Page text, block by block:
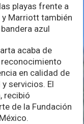
playas frente a
y Marriott también
azul
acaba de
en calidad de
servicios. El
recibió
de la Fundación